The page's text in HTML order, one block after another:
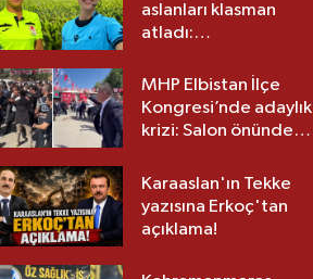
aslanları klasman
atladı:
üst lige iki transfer!
MHP Elbistan İlçe
Kongresi’nde adaylık
krizi: Salon önünde
Karaaslan'ın Tekke
yazısına Erkoç'tan
açıklama!